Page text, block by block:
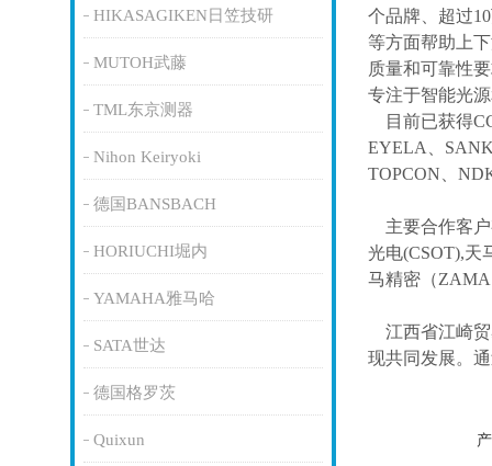
HIKASAGIKEN日笠技研
MUTOH武藤
TML东京测器
Nihon Keiryoki
德国BANSBACH
HORIUCHI堀内
YAMAHA雅马哈
SATA世达
德国格罗茨
Quixun
个品牌、超过
等方面帮助上
质量和可靠性
专注于智能光
目前已获得
EYELA、
TOPCON、
主要合作客
光电(CSOT),天
马精密（
江西省江崎
现共同发展。